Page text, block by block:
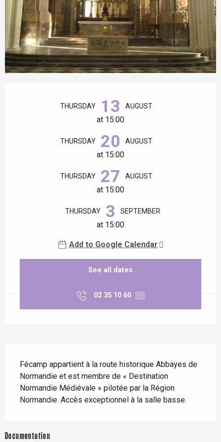
THURSDAY 13 AUGUST
at 15:00
THURSDAY 20 AUGUST
at 15:00
THURSDAY 27 AUGUST
at 15:00
THURSDAY 3 SEPTEMBER
at 15:00
Add to Google Calendar
See all dates
02 35 10 60 ▒▒
Fécamp appartient à la route historique Abbayes de
Normandie et est membre de « Destination
Normandie Médiévale » pilotée par la Région
Normandie. Accès exceptionnel à la salle basse.
Documentation